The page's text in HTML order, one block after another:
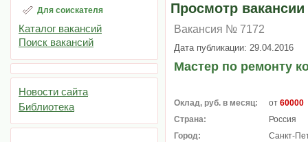
Для соискателя
Каталог вакансий
Поиск вакансий
Новости сайта
Библиотека
Просмотр вакансии
Вакансия № 7172
Дата публикации: 29.04.2016
Мастер по ремонту
Оклад, руб. в месяц: от 60000
Страна:
Россия
Город:
Санкт-